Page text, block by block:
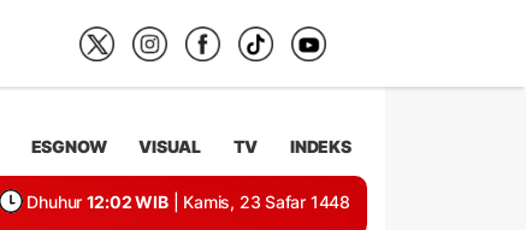
ESGNOW VISUAL TV INDEKS
Dhuhur 12:02 WIB | Kamis, 23 Safar 1448